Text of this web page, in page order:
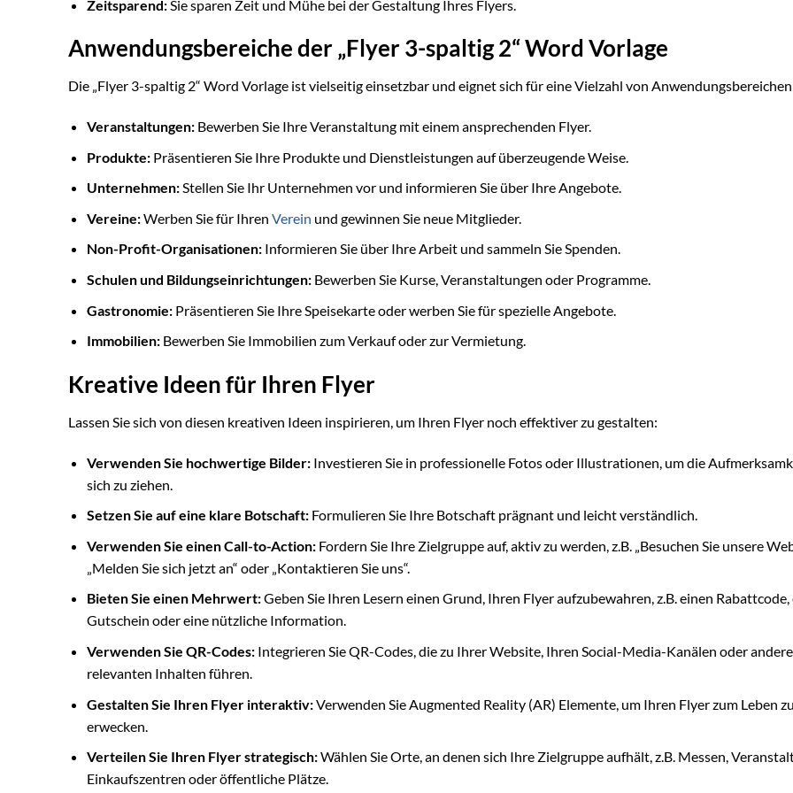
Zeitsparend:Sie sparen Zeit und Mühe bei der Gestaltung Ihres Flyers.
Anwendungsbereiche der „Flyer 3-spaltig 2“ Word Vorlage
Die „Flyer 3-spaltig 2“ Word Vorlage ist vielseitig einsetzbar und eignet sich für eine Vielzahl von
Veranstaltungen:Bewerben Sie Ihre Veranstaltung mit einem ansprechenden Flyer.
Produkte:Präsentieren Sie Ihre Produkte und Dienstleistungen auf überzeugende Weise.
Unternehmen:Stellen Sie Ihr Unternehmen vor und informieren Sie über Ihre Angebote.
Vereine:Werben Sie für Ihren Verein und gewinnen Sie neue Mitglieder.
Non-Profit-Organisationen:Informieren Sie über Ihre Arbeit und sammeln Sie Spenden.
Schulen und Bildungseinrichtungen:Bewerben Sie Kurse, Veranstaltungen oder Programme.
Gastronomie:Präsentieren Sie Ihre Speisekarte oder werben Sie für spezielle Angebote.
Immobilien:Bewerben Sie Immobilien zum Verkauf oder zur Vermietung.
Kreative Ideen für Ihren Flyer
Lassen Sie sich von diesen kreativen Ideen inspirieren, um Ihren Flyer noch effektiver zu gestalten:
Verwenden Sie hochwertige Bilder:Investieren Sie in professionelle Fotos oder Illustrationen, um die
sich zu ziehen.
Setzen Sie auf eine klare Botschaft:Formulieren Sie Ihre Botschaft prägnant und leicht verständlich.
Verwenden Sie einen Call-to-Action:Fordern Sie Ihre Zielgruppe auf, aktiv zu werden, z.B. „Besuchen Sie unsere
„Melden Sie sich jetzt an“ oder „Kontaktieren Sie uns“.
Bieten Sie einen Mehrwert:Geben Sie Ihren Lesern einen Grund, Ihren Flyer aufzubewahren, z.B. einen Rabattcode,
Gutschein oder eine nützliche Information.
Verwenden Sie QR-Codes:Integrieren Sie QR-Codes, die zu Ihrer Website, Ihren Social-Media-Kanälen oder
relevanten Inhalten führen.
Gestalten Sie Ihren Flyer interaktiv:Verwenden Sie Augmented Reality (AR) Elemente, um Ihren Flyer zum Leben
erwecken.
Verteilen Sie Ihren Flyer strategisch:Wählen Sie Orte, an denen sich Ihre Zielgruppe aufhält, z.B. Messen,
Einkaufszentren oder öffentliche Plätze.